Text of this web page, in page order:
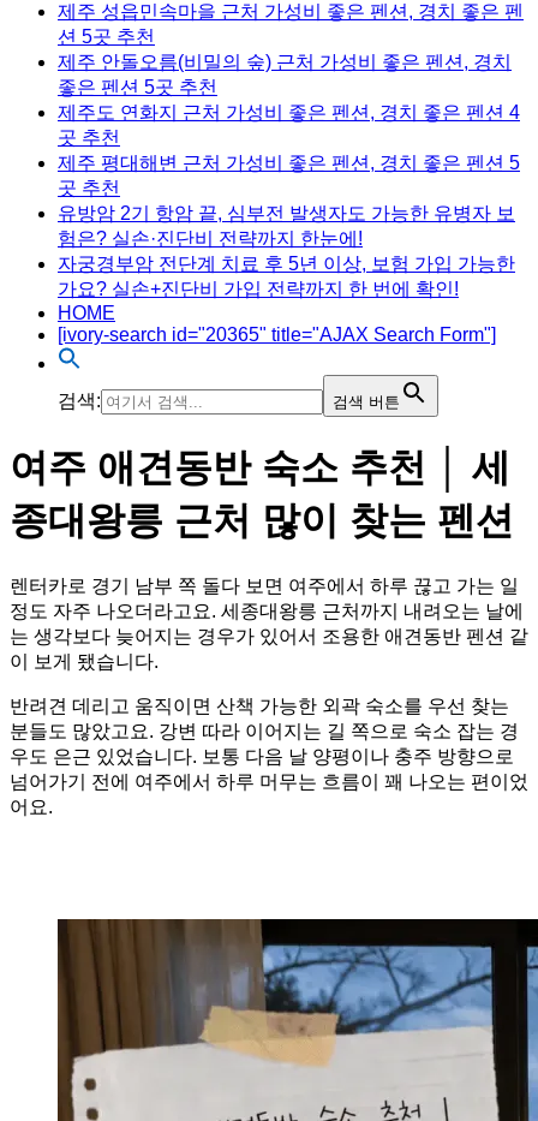
제주 성읍민속마을 근처 가성비 좋은 펜션, 경치 좋은 펜
션 5곳 추천
제주 안돌오름(비밀의 숲) 근처 가성비 좋은 펜션, 경치
좋은 펜션 5곳 추천
제주도 연화지 근처 가성비 좋은 펜션, 경치 좋은 펜션 4
곳 추천
제주 평대해변 근처 가성비 좋은 펜션, 경치 좋은 펜션 5
곳 추천
유방암 2기 항암 끝, 심부전 발생자도 가능한 유병자 보
험은? 실손·진단비 전략까지 한눈에!
자궁경부암 전단계 치료 후 5년 이상, 보험 가입 가능한
가요? 실손+진단비 가입 전략까지 한 번에 확인!
HOME
[ivory-search id="20365" title="AJAX Search Form"]
검색: 검색 버튼
여주 애견동반 숙소 추천 │ 세
종대왕릉 근처 많이 찾는 펜션
렌터카로 경기 남부 쪽 돌다 보면 여주에서 하루 끊고 가는 일
정도 자주 나오더라고요. 세종대왕릉 근처까지 내려오는 날에
는 생각보다 늦어지는 경우가 있어서 조용한 애견동반 펜션 같
이 보게 됐습니다.
반려견 데리고 움직이면 산책 가능한 외곽 숙소를 우선 찾는
분들도 많았고요. 강변 따라 이어지는 길 쪽으로 숙소 잡는 경
우도 은근 있었습니다. 보통 다음 날 양평이나 충주 방향으로
넘어가기 전에 여주에서 하루 머무는 흐름이 꽤 나오는 편이었
어요.